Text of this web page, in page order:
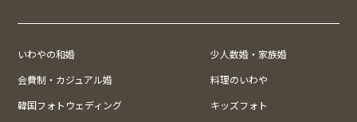
いわやの和婚
少人数婚・家族婚
会費制・カジュアル婚
料理のいわや
韓国フォトウェディング
キッズフォト